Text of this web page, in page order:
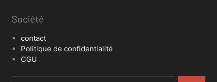
Société
contact
Politique de confidentialité
CGU